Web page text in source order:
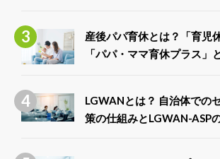
産後パパ育休とは？「育児
「パパ・ママ育休プラス」
LGWANとは？ 自治体での
策の仕組みとLGWAN-ASP